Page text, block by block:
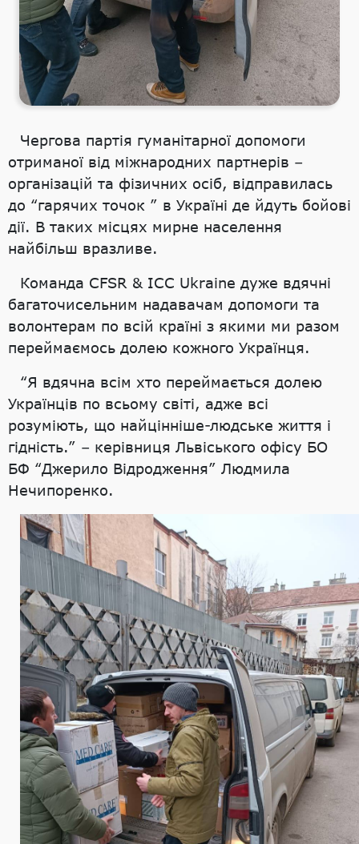
Чергова партія гуманітарної допомоги
отриманої від міжнародних партнерів –
організацій та фізичних осіб, відправилась
до “гарячих точок ” в Україні де йдуть бойові
дії. В таких місцях мирне населення
найбільш вразливе.
Команда CFSR & ICC Ukraine дуже вдячні
багаточисельним надавачам допомоги та
волонтерам по всій країні з якими ми разом
переймаємось долею кожного Українця.
“Я вдячна всім хто переймається долею
Українців по всьому світі, адже всі
розуміють, що найцінніше-людське життя і
гідність.” – керівниця Львіського офісу БО
БФ “Джерило Відродження” Людмила
Нечипоренко.